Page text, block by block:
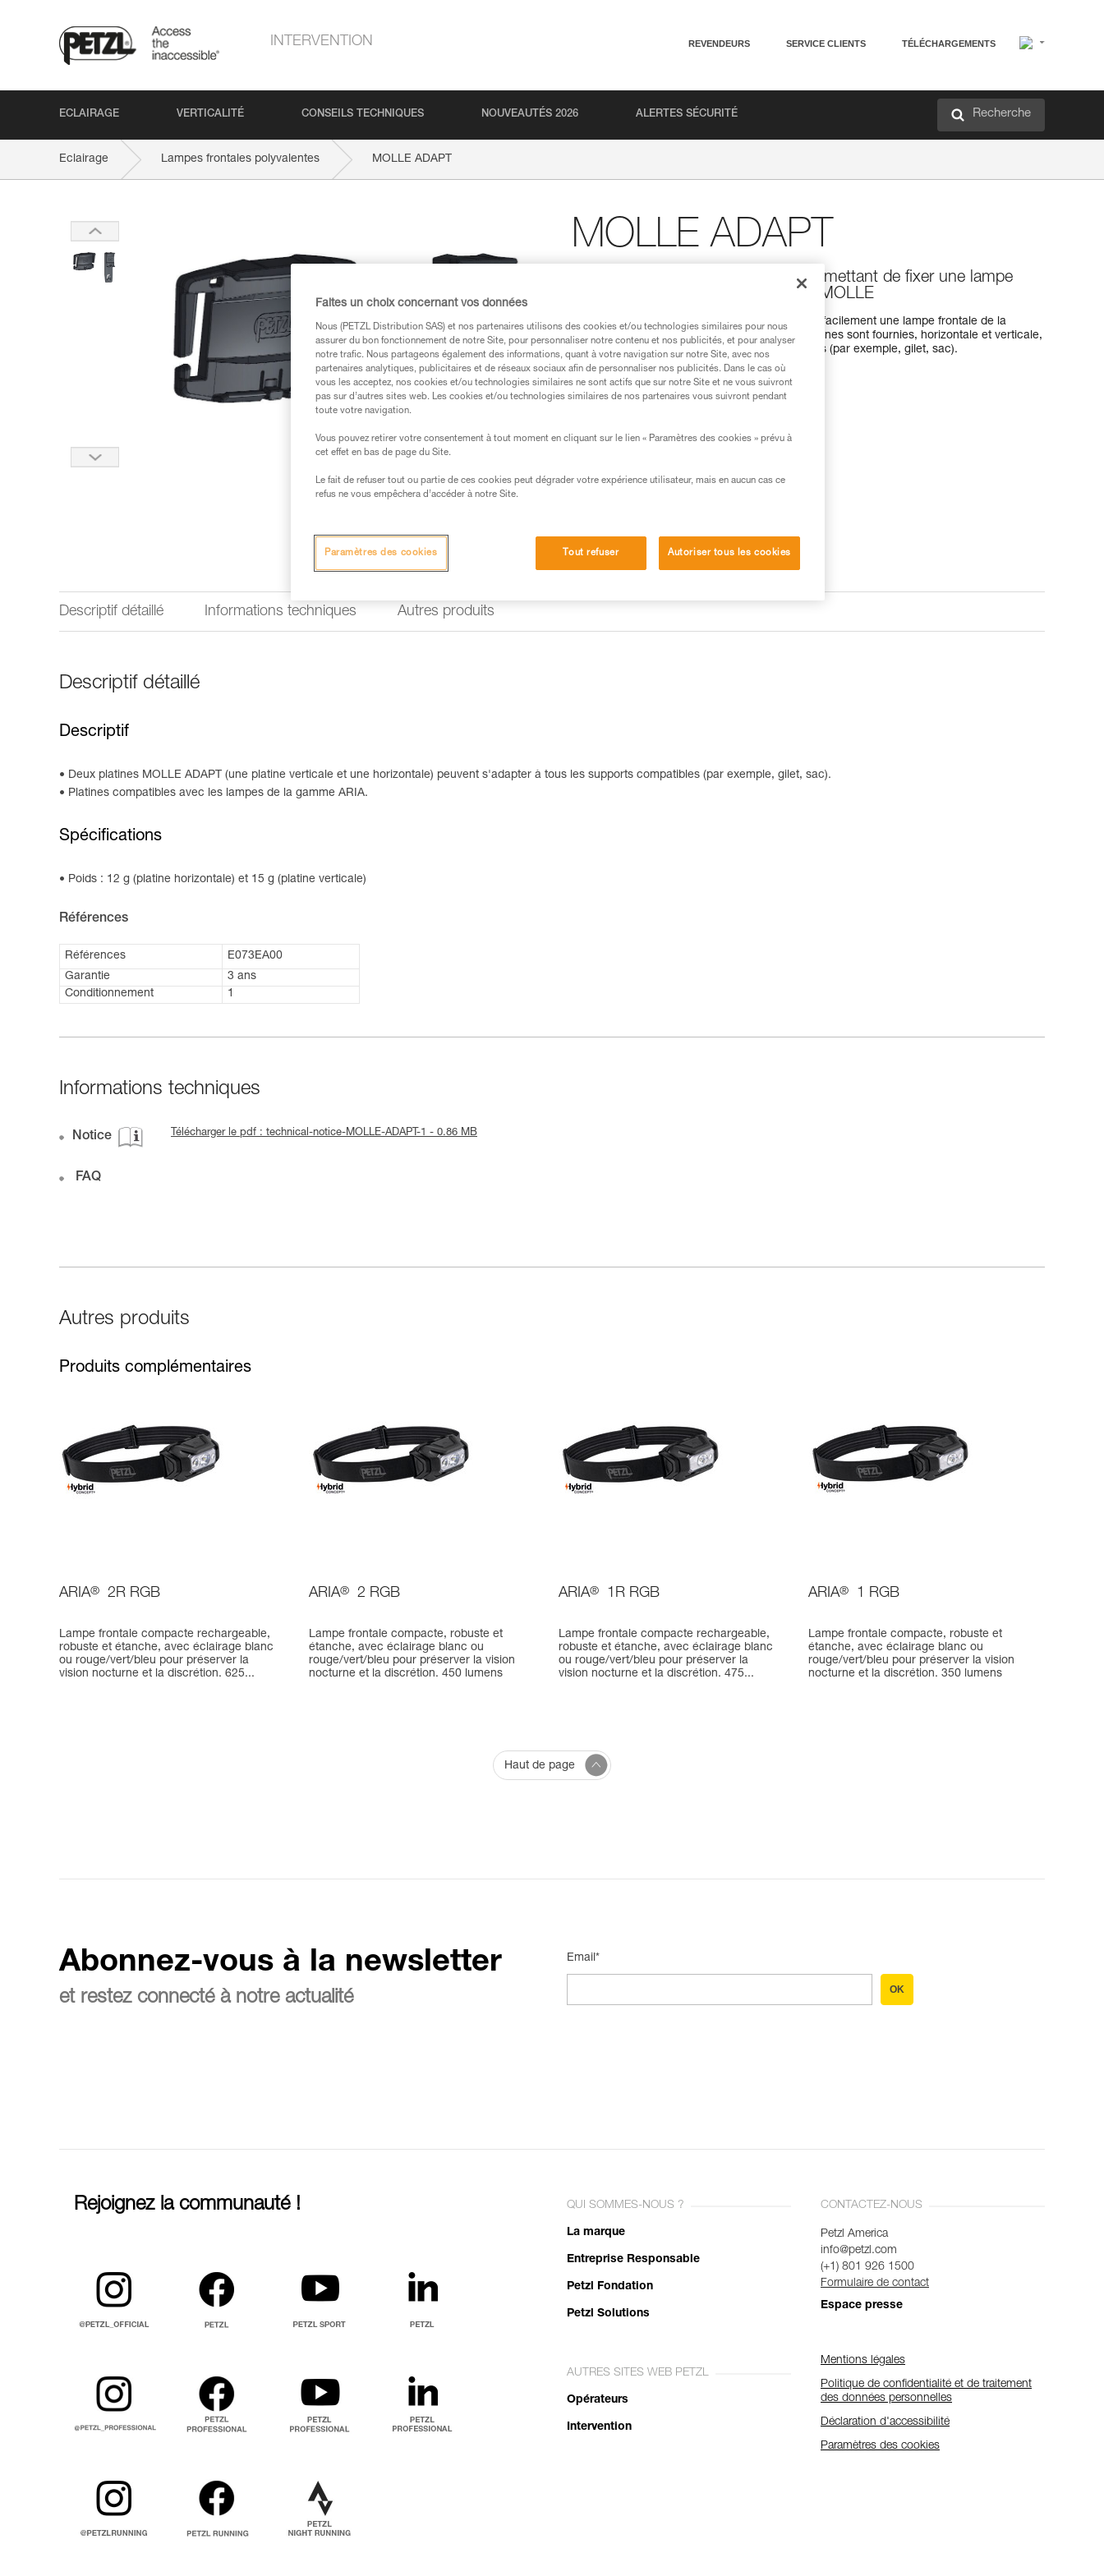
INTERVENTION REVENDEURS SERVICE CLIENTS TÉLÉCHARGEMENTS
ECLAIRAGE VERTICALITÉ CONSEILS TECHNIQUES NOUVEAUTÉS 2026 ALERTES SÉCURITÉ Recherche
Eclairage Lampes frontales polyvalentes MOLLE ADAPT
MOLLE ADAPT
Platines (horizontale et verticale) permettant de fixer une lampe
frontale sur un système de fixation MOLLE
Les platines MOLLE ADAPT permettent de fixer facilement une lampe frontale de la
gamme ARIA sur un système MOLLE. Deux platines sont fournies, horizontale et verticale,
pour s'adapter à toutes les formes et dimensions (par exemple, gilet, sac).
Trouvez un revendeur
Descriptif détaillé Informations techniques Autres produits
Descriptif détaillé
Descriptif
Deux platines MOLLE ADAPT (une platine verticale et une horizontale) peuvent s'adapter à tous les supports compatibles (par exemple, gilet, sac).
Platines compatibles avec les lampes de la gamme ARIA.
Spécifications
Poids : 12 g (platine horizontale) et 15 g (platine verticale)
Références
Références
E073EA00
Garantie
3 ans
Conditionnement
1
Informations techniques
Notice Télécharger le pdf : technical-notice-MOLLE-ADAPT-1 - 0.86 MB
FAQ
Autres produits
Produits complémentaires
ARIA® 2R RGB
Lampe frontale compacte rechargeable,
robuste et étanche, avec éclairage blanc
ou rouge/vert/bleu pour préserver la
vision nocturne et la discrétion. 625...
ARIA® 2 RGB
Lampe frontale compacte, robuste et
étanche, avec éclairage blanc ou
rouge/vert/bleu pour préserver la vision
nocturne et la discrétion. 450 lumens
ARIA® 1R RGB
Lampe frontale compacte rechargeable,
robuste et étanche, avec éclairage blanc
ou rouge/vert/bleu pour préserver la
vision nocturne et la discrétion. 475...
ARIA® 1 RGB
Lampe frontale compacte, robuste et
étanche, avec éclairage blanc ou
rouge/vert/bleu pour préserver la vision
nocturne et la discrétion. 350 lumens
Haut de page
Abonnez-vous à la newsletter
et restez connecté à notre actualité
Email*
OK
Rejoignez la communauté ! QUI SOMMES-NOUS ?
La marque
Entreprise Responsable
Petzl Fondation
Petzl Solutions
AUTRES SITES WEB PETZL
Opérateurs
Intervention
CONTACTEZ-NOUS
Petzl America
info@petzl.com
(+1) 801 926 1500
Formulaire de contact
Espace presse
Mentions légales
Politique de confidentialité et de traitement
des données personnelles
Déclaration d'accessibilité
Paramètres des cookies
Faites un choix concernant vos données
Nous (PETZL Distribution SAS) et nos partenaires utilisons des cookies et/ou technologies similaires pour nous
assurer du bon fonctionnement de notre Site, pour personnaliser notre contenu et nos publicités, et pour analyser
notre trafic. Nous partageons également des informations, quant à votre navigation sur notre Site, avec nos
partenaires analytiques, publicitaires et de réseaux sociaux afin de personnaliser nos publicités. Dans le cas où
vous les acceptez, nos cookies et/ou technologies similaires ne sont actifs que sur notre Site et ne vous suivront
pas sur d’autres sites web. Les cookies et/ou technologies similaires de nos partenaires vous suivront pendant
toute votre navigation.
Vous pouvez retirer votre consentement à tout moment en cliquant sur le lien « Paramètres des cookies » prévu à
cet effet en bas de page du Site.
Le fait de refuser tout ou partie de ces cookies peut dégrader votre expérience utilisateur, mais en aucun cas ce
refus ne vous empêchera d’accéder à notre Site.
Tout refuser Autoriser tous les cookies
Paramètres des cookies